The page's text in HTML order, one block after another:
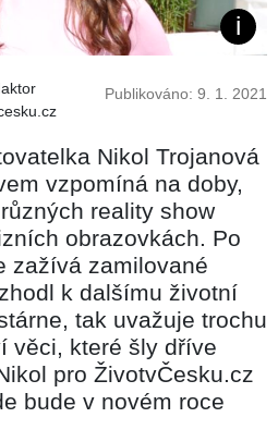
Publikováno: 9. 1. 2021
Nikol Trojanová
vzpomíná na doby,
reality show
obrazovkách. Po
zažívá zamilované
k dalšímu životní
tak uvažuje trochu
věci, které šly dříve
pro ŽivotvČesku.cz
bude v novém roce